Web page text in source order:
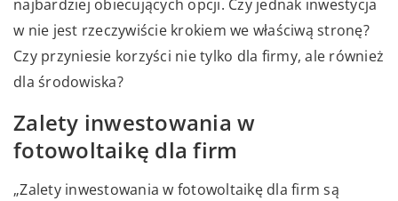
najbardziej obiecujących opcji. Czy jednak inwestycja
w nie jest rzeczywiście krokiem we właściwą stronę?
Czy przyniesie korzyści nie tylko dla firmy, ale również
dla środowiska?
Zalety inwestowania w
fotowoltaikę dla firm
„Zalety inwestowania w fotowoltaikę dla firm są